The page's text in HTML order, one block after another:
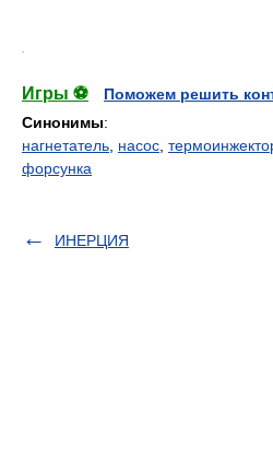
Игры ⚽
Поможем решить
Синонимы:
нагнетатель насос
форсунка
ИНЕРЦИЯ